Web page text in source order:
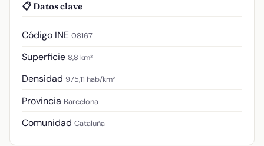
📋 Datos clave
Código INE 08167
Superficie 8,8 km²
Densidad 975,11 hab/km²
Provincia Barcelona
Comunidad Cataluña